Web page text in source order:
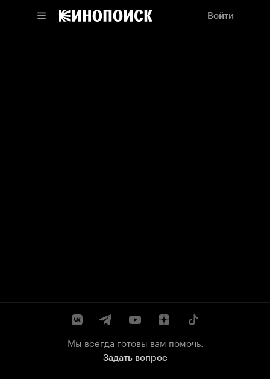
Войти
Мы всегда готовы вам помочь.
Задать вопрос